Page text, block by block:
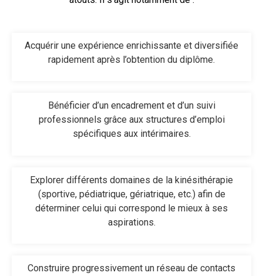
Acquérir une expérience enrichissante et diversifiée
rapidement après l’obtention du diplôme.
Bénéficier d’un encadrement et d’un suivi
professionnels grâce aux structures d’emploi
spécifiques aux intérimaires.
Explorer différents domaines de la kinésithérapie
(sportive, pédiatrique, gériatrique, etc.) afin de
déterminer celui qui correspond le mieux à ses
aspirations.
Construire progressivement un réseau de contacts